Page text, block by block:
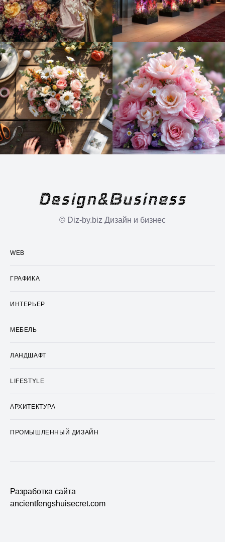
© Diz-by.biz Дизайн и бизнес
WEB
ГРАФИКА
ИНТЕРЬЕР
МЕБЕЛЬ
ЛАНДШАФТ
LIFESTYLE
АРХИТЕКТУРА
ПРОМЫШЛЕННЫЙ ДИЗАЙН
Разработка сайта
ancientfengshuisecret.com